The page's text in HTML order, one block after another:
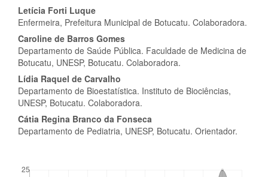
artigo
principal
Letícia Forti Luque
Enfermeira, Prefeitura Municipal de Botucatu. Colaboradora.
Caroline de Barros Gomes
Departamento de Saúde Pública. Faculdade de Medicina de
Botucatu, UNESP, Botucatu. Colaboradora.
Lídia Raquel de Carvalho
Departamento de Bioestatística. Instituto de Biociências,
UNESP, Botucatu. Colaboradora.
Cátia Regina Branco da Fonseca
Departamento de Pediatria, UNESP, Botucatu. Orientador.